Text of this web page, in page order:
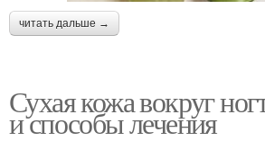
читать дальше →
Сухая кожа вокруг
и способы лечения